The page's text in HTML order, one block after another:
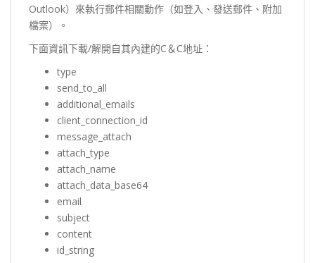
Outlook）來執行郵件相關動作（如登入、發送郵件、附加
檔案）。
下面資訊下載/解開自其內建的C＆C地址：
type
send_to_all
additional_emails
client_connection_id
message_attach
attach_type
attach_name
attach_data_base64
email
subject
content
id_string